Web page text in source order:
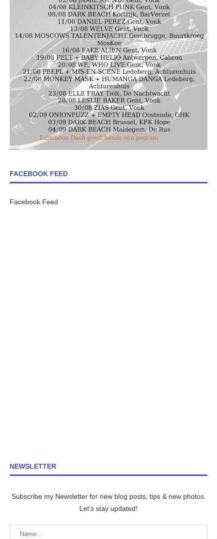
FACEBOOK FEED
Facebook Feed
NEWSLETTER
Subscribe my Newsletter for new blog posts, tips & new photos.
Let's stay updated!